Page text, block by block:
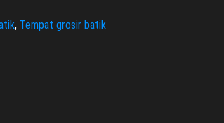
, Tempat grosir batik